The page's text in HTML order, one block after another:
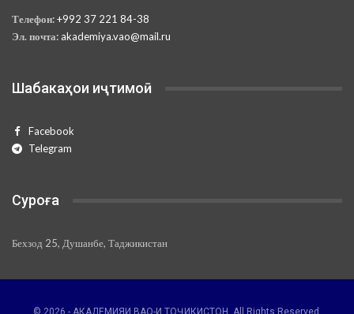
Телефон:+992 37 221 84-38
Эл. почта: akademiya.vao@mail.ru
Шабакаҳои иҷтимоӣ
Facebook
Telegram
Суроға
Бехзод 25, Душанбе, Таджикистан